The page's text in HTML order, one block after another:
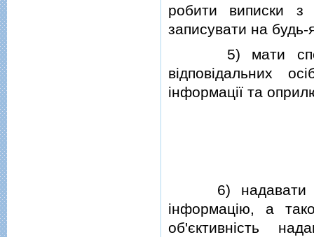
робити виписки з
записувати на
5) мати
вiдповiдальних
iнформацiї та
6) надавати та
iнформацiю, а
об'єктивнiсть